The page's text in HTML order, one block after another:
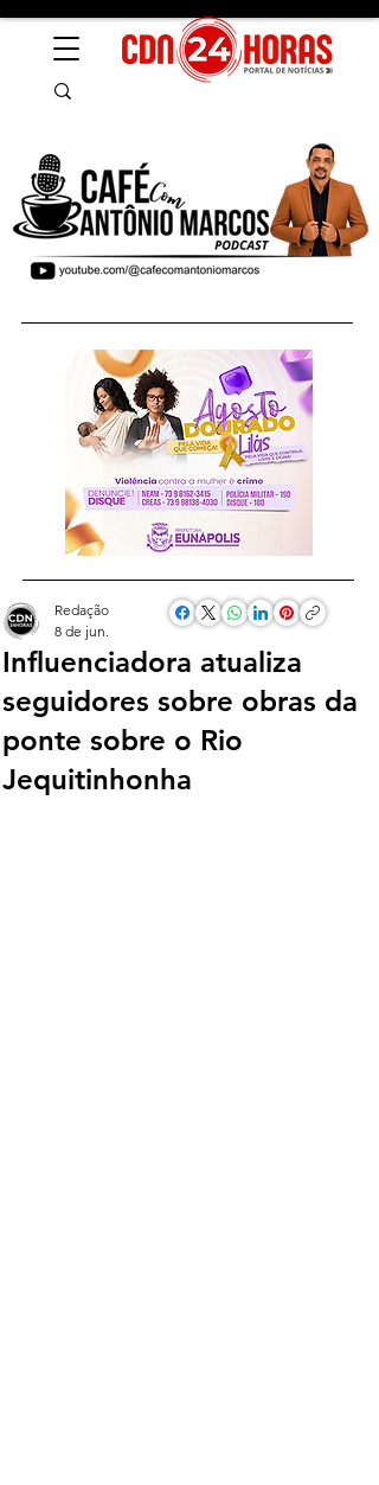
Influenciadora atualiza
seguidores sobre obras da
ponte sobre o Rio
Jequitinhonha
Redação
8 de jun.